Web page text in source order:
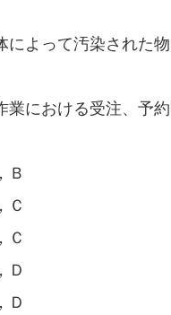
よって汚染された
における受注、予
Ｂ
Ｃ
Ｃ
Ｄ
Ｄ